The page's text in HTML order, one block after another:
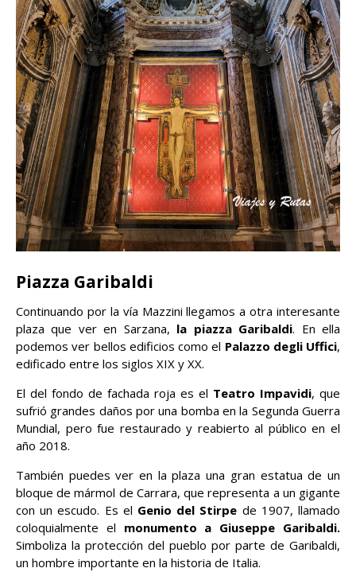
Piazza Garibaldi
Continuando por la vía Mazzini llegamos a otra interesante
plaza que ver en Sarzana, la piazza Garibaldi. En ella
podemos ver bellos edificios como el Palazzo degli Uffici,
edificado entre los siglos XIX y XX.
El del fondo de fachada roja es el Teatro Impavidi, que
sufrió grandes daños por una bomba en la Segunda Guerra
Mundial, pero fue restaurado y reabierto al público en el
año 2018.
También puedes ver en la plaza una gran estatua de un
bloque de mármol de Carrara, que representa a un gigante
con un escudo. Es el Genio del Stirpe de 1907, llamado
coloquialmente el monumento a Giuseppe Garibaldi.
Simboliza la protección del pueblo por parte de Garibaldi,
un hombre importante en la historia de Italia.